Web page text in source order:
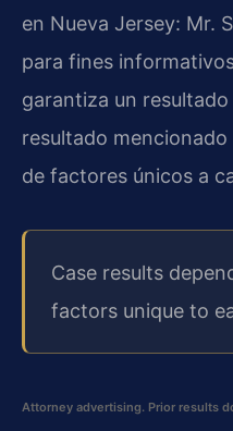
en Nueva Jersey: Mr.
para fines
garantiza un
resultado
de factores únicos a
Case results
factors unique to
Attorney advertising. Prior results